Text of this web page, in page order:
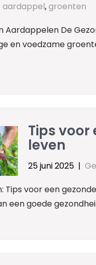
aardappel,groenten
Aardappelen De
en voedzame
Tips voor
leven
25 juni 2025 |
Tips voor een
een goede